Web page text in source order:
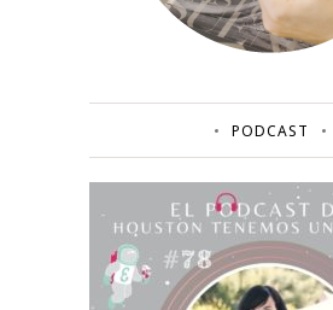
PODCAST